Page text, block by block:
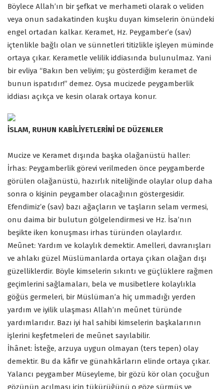
Böylece Allah’ın bir şefkat ve merhameti olarak o veliden
veya onun sadakatinden kuşku duyan kimselerin önündeki
engel ortadan kalkar. Keramet, Hz. Peygamber’e (sav)
içtenlikle bağlı olan ve sünnetleri titizlikle işleyen müminde
ortaya çıkar. Kerametle velilik iddiasında bulunulmaz. Yani
bir evliya “Bakın ben veliyim; şu gösterdiğim keramet de
bunun ispatıdır!” demez. Oysa mucizede peygamberlik
iddiası açıkça ve kesin olarak ortaya konur.
İSLAM, RUHUN KABİLİYETLERİNİ DE DÜZENLER
Mucize ve Keramet dışında başka olağanüstü haller:
İrhas: Peygamberlik görevi verilmeden önce peygamberde
görülen olağanüstü, hazırlık niteliğinde olaylar olup daha
sonra o kişinin peygamber olacağının göstergesidir.
Efendimiz’e (sav) bazı ağaçların ve taşların selam vermesi,
onu daima bir bulutun gölgelendirmesi ve Hz. İsa’nın
beşikte iken konuşması irhas türünden olaylardır.
Meûnet: Yardım ve kolaylık demektir. Amelleri, davranışları
ve ahlakı güzel Müslümanlarda ortaya çıkan olağan dışı
güzelliklerdir. Böyle kimselerin sıkıntı ve güçlüklere rağmen
geçimlerini sağlamaları, bela ve musibetlere kolaylıkla
göğüs germeleri, bir Müslüman’a hiç ummadığı yerden
yardım ve iyilik ulaşması Allah’ın meûnet türünde
yardımlarıdır. Bazı iyi hal sahibi kimselerin başkalarının
işlerini keşfetmeleri de meûnet sayılabilir.
İhânet: İsteğe, arzuya uygun olmayan (ters tepen) olay
demektir. Bu da kâfir ve günahkârların elinde ortaya çıkar.
Yalancı peygamber Müseyleme, bir gözü kör olan çocuğun
gözünün açılması için tükürüğünü o göze sürmüş ve